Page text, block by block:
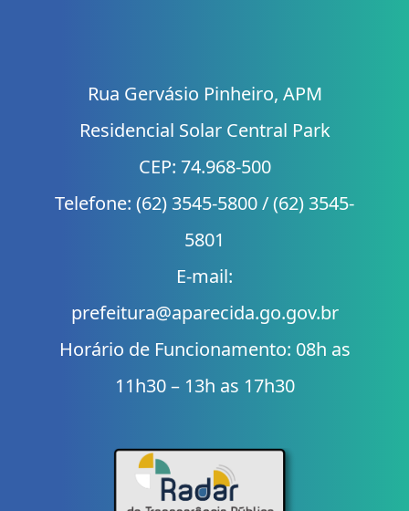
Rua Gervásio Pinheiro, APM
Residencial Solar Central Park
CEP: 74.968-500
Telefone: (62) 3545-5800 / (62) 3545-
5801
E-mail:
prefeitura@aparecida.go.gov.br
Horário de Funcionamento: 08h as
11h30 – 13h as 17h30